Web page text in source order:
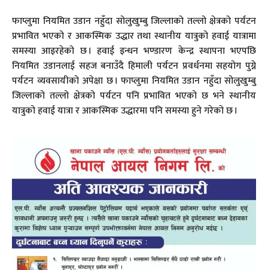
फाप्लुमा नियमित उडान नहुँदा सोलुखुम्बु जिल्लाको तल्लो क्षेत्रको पर्यटन
प्रभावित भएको र आकस्मिक उद्धार तथा स्थानीय यात्रुको हवाई यात्रामा
समस्या आइरहेको छ । हवाई इन्धन भण्डारण केन्द्र स्थापना भएपछि
नियमित उडानलाई सहज बनाउँदै हिमाली पर्यटन प्रवर्धनमा सहयोग पुग्ने
पर्यटन व्यवसायीको अपेक्षा छ । फाप्लुमा नियमित उडान नहुँदा सोलुखुम्बु
जिल्लाको तल्लो क्षेत्रको पर्यटन पनि प्रभावित भएको छ भने स्थानीय
यात्रुको हवाई यात्रा र आकस्मिक उद्धारमा पनि समस्या हुने गरेको छ ।